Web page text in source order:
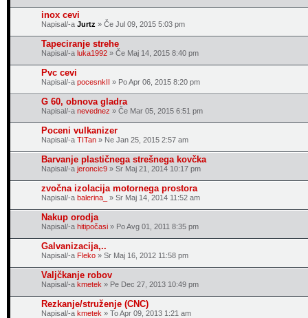
inox cevi
Napisal/-a Jurtz » Če Jul 09, 2015 5:03 pm
Tapeciranje strehe
Napisal/-a luka1992 » Če Maj 14, 2015 8:40 pm
Pvc cevi
Napisal/-a pocesnkII » Po Apr 06, 2015 8:20 pm
G 60, obnova gladra
Napisal/-a nevednez » Če Mar 05, 2015 6:51 pm
Poceni vulkanizer
Napisal/-a TITan » Ne Jan 25, 2015 2:57 am
Barvanje plastičnega strešnega kovčka
Napisal/-a jeroncic9 » Sr Maj 21, 2014 10:17 pm
zvočna izolacija motornega prostora
Napisal/-a balerina_ » Sr Maj 14, 2014 11:52 am
Nakup orodja
Napisal/-a hitipočasi » Po Avg 01, 2011 8:35 pm
Galvanizacija,..
Napisal/-a Fleko » Sr Maj 16, 2012 11:58 pm
Valjčkanje robov
Napisal/-a kmetek » Pe Dec 27, 2013 10:49 pm
Rezkanje/struženje (CNC)
Napisal/-a kmetek » To Apr 09, 2013 1:21 am